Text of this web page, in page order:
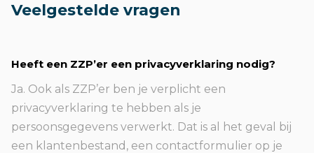
Veelgestelde vragen
Heeft een ZZP’er een privacyverklaring nodig?
Ja. Ook als ZZP’er ben je verplicht een
privacyverklaring te hebben als je
persoonsgegevens verwerkt. Dat is al het geval bij
een klantenbestand, een contactformulier op je